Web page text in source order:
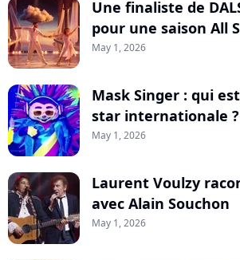
Une finaliste de
pour une saison All
May 1, 2026
Mask Singer : qui
star internationale ?
May 1, 2026
Laurent Voulzy
avec Alain Souchon
May 1, 2026